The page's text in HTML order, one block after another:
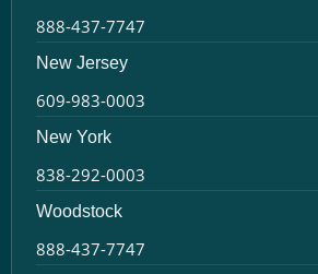
888-437-7747
New Jersey
609-983-0003
New York
838-292-0003
Woodstock
888-437-7747